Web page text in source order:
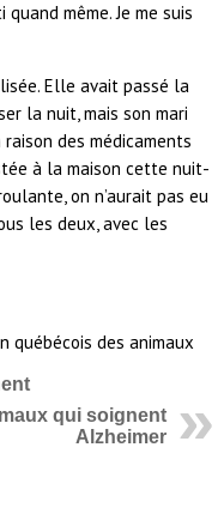
même. Je me suis
Elle avait passé la
la nuit, mais son mari
des médicaments
à la maison cette nuit-
on n’aurait pas eu
les deux, avec les
qui soignent
Alzheimer